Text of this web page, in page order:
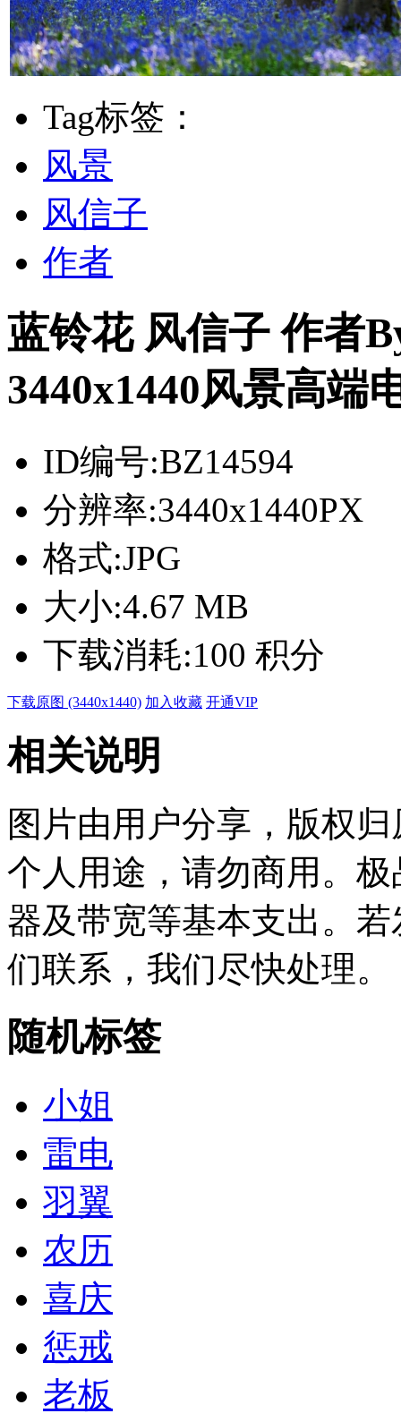
Tag标签：
风景
风信子
作者
蓝铃花 风信子 作者
3440x1440风景高端
ID编号:BZ14594
分辨率:3440x1440PX
格式:JPG
大小:4.67 MB
下载消耗:100 积分
下载原图 (3440x1440) 加入收藏 开通VIP
相关说明
图片由用户分享，版权
个人用途，请勿商用。
器及带宽等基本支出。
们联系，我们尽快处理。
随机标签
小姐
雷电
羽翼
农历
喜庆
惩戒
老板